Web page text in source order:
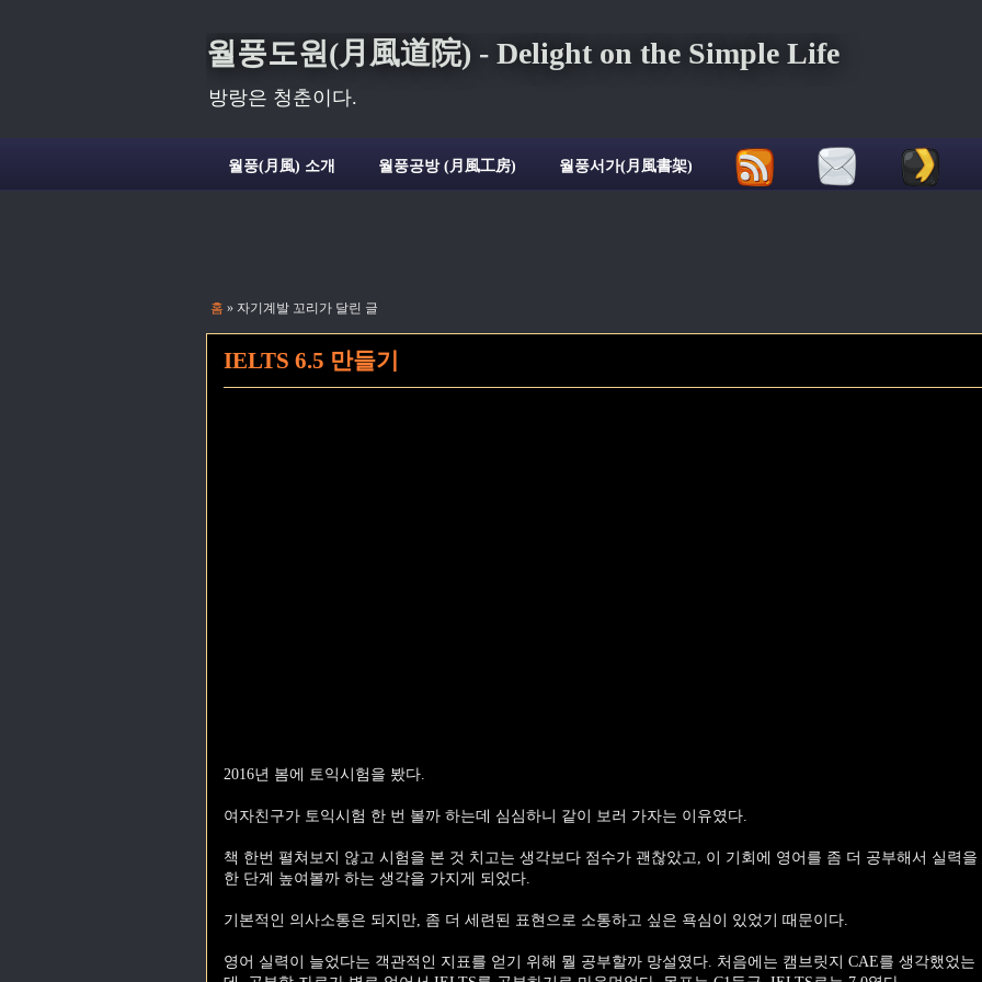
월풍도원(月風道院) - Delight on the Simple Life
방랑은 청춘이다.
월풍(月風) 소개 월풍공방 (月風工房) 월풍서가(月風書架)
홈 » 자기계발 꼬리가 달린 글
IELTS 6.5 만들기
2016년 봄에 토익시험을 봤다.
여자친구가 토익시험 한 번 볼까 하는데 심심하니 같이 보러 가자는 이유였다.
책 한번 펼쳐보지 않고 시험을 본 것 치고는 생각보다 점수가 괜찮았고, 이 기회에 영어를 좀 더 공부해서 실력을
한 단계 높여볼까 하는 생각을 가지게 되었다.
기본적인 의사소통은 되지만, 좀 더 세련된 표현으로 소통하고 싶은 욕심이 있었기 때문이다.
영어 실력이 늘었다는 객관적인 지표를 얻기 위해 뭘 공부할까 망설였다. 처음에는 캠브릿지 CAE를 생각했었는